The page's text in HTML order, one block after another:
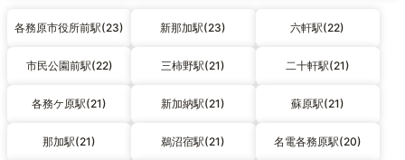
各務原市役所前駅(23) 新那加駅(23) 六軒駅(22)
市民公園前駅(22) 三柿野駅(21) 二十軒駅(21)
各務ケ原駅(21) 新加納駅(21) 蘇原駅(21)
那加駅(21) 鵜沼宿駅(21) 名電各務原駅(20)